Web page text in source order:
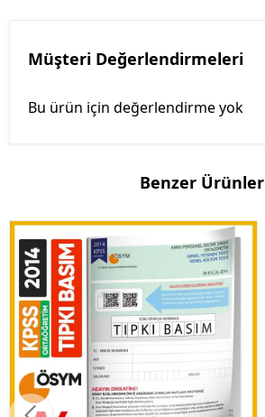
Müşteri Değerlendirmeleri
Bu ürün için değerlendirme yok
Benzer Ürünler